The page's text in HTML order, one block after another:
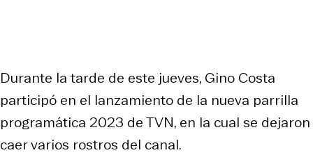
Durante la tarde de este jueves, Gino Costa
participó en el lanzamiento de la nueva parrilla
programática 2023 de TVN, en la cual se dejaron
caer varios rostros del canal.